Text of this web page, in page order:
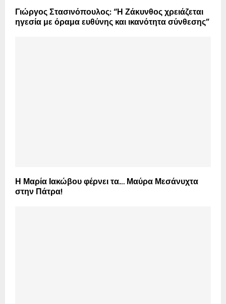
Γιώργος Στασινόπουλος: “Η Ζάκυνθος χρειάζεται
ηγεσία με όραμα ευθύνης και ικανότητα σύνθεσης”
Η Μαρία Ιακώβου φέρνει τα… Μαύρα Μεσάνυχτα
στην Πάτρα!